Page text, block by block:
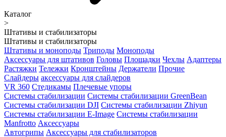
Каталог
>
Штативы и стабилизаторы
Штативы и стабилизаторы
Штативы и моноподы Триподы Моноподы
Аксессуары для штативов Головы Площадки Чехлы Адаптеры
Растяжки Тележки Кронштейны Держатели Прочие
Слайдеры аксессуары для слайдеров
VR 360 Стедикамы Плечевые упоры
Системы стабилизации Системы стабилизации GreenBean
Системы стабилизации DJI Системы стабилизации Zhiyun
Системы стабилизации E-Image Системы стабилизации
Manfrotto Аксессуары
Автогрипы Аксессуары для стабилизаторов